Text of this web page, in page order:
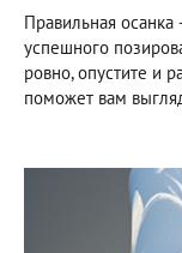
Правильная
успешного
ровно, опустите и
поможет вам